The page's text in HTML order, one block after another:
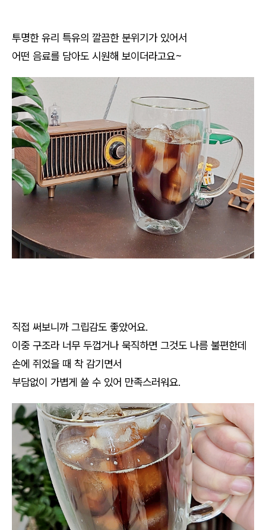
투명한 유리 특유의 깔끔한 분위기가 있어서
어떤 음료를 담아도 시원해 보이더라고요~
직접 써보니까 그립감도 좋았어요.
이중 구조라 너무 두껍거나 묵직하면 그것도 나름 불편한데
손에 쥐었을 때 착 감기면서
부담없이 가볍게 쓸 수 있어 만족스러워요.